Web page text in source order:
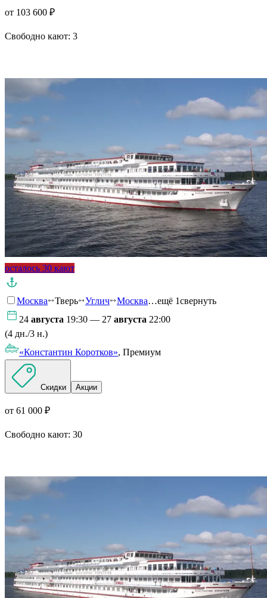
от 103 600 ₽
Свободно кают: 3
осталось 30 кают
Москва Тверь Углич Москва…ещё 1свернуть
24 августа 19:30 — 27 августа 22:00
(4 дн./3 н.)
«Константин Коротков», Премиум
Скидки Акции
от 61 000 ₽
Свободно кают: 30